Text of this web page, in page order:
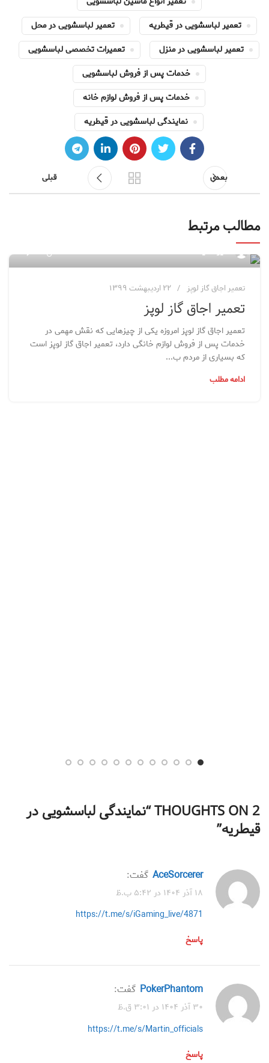
تعمیر لباسشویی در قیطریه
تعمیر لباسشویی در محل
تعمیر لباسشویی در منزل
تعمیرات تخصصی لباسشویی
خدمات پس از فروش لباسشویی
خدمات پس از فروش لوازم خانه
نمایندگی لباسشویی در قیطریه
بعدی قبلی
مطالب مرتبط
مدیر سایت
تعمیر اجاق گاز لوپز ۲۲ اردیبهشت ۱۳۹۹
تعمیر اجاق گاز لوپز
تعمیر اجاق گاز لوپز امروزه یکی از چیزهایی که نقش مهمی در
خدمات پس از فروش لوازم خانگی دارد، تعمیر اجاق گاز لوپز است
که بسیاری از مردم ب...
ادامه مطلب
2 THOUGHTS ON “
نمایندگی لباسشویی در
قیطریه”
AceSorcerer گفت:
۱۸ آذر ۱۴۰۴ در ۵:۴۲ ب.ظ
https://t.me/s/iGaming_live/4871
پاسخ
PokerPhantom گفت:
۳۰ آذر ۱۴۰۴ در ۳:۰۱ ق.ظ
https://t.me/s/Martin_officials
پاسخ